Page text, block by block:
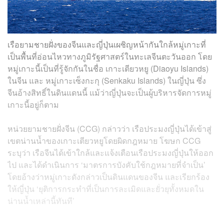
เรือยามชายฝั่งของจีนและญี่ปุ่นเผชิญหน้ากันใกล้หมู่เกาะที่
เป็นพื้นที่อ่อนไหวทางภูมิรัฐศาสตร์ในทะเลจีนตะวันออก โดย
หมู่เกาะนี้เป็นที่รู้จักกันในชื่อ เกาะเตียวหยู (Diaoyu Islands)
ในจีน และ หมู่เกาะเซ็งกะกุ (Senkaku Islands) ในญี่ปุ่น ซึ่ง
จีนอ้างสิทธิ์ในดินแดนนี้ แม้ว่าญี่ปุ่นจะเป็นผู้บริหารจัดการหมู่
เกาะนี้อยู่ก็ตาม
หน่วยยามชายฝั่งจีน (CCG) กล่าวว่า เรือประมงญี่ปุ่นได้เข้าสู่
เขตน่านน้ำของเกาะเตียวหยูโดยผิดกฎหมาย โฆษก CCG
ระบุว่า เรือจีนได้เข้าใกล้และแจ้งเตือนเรือประมงญี่ปุ่นให้ออก
ไป และได้ดำเนินการ ‘มาตรการบังคับใช้กฎหมายที่จำเป็น’
โดยอ้างว่าหมู่เกาะดังกล่าวเป็นดินแดนของจีน และเรียกร้อง
ให้ญี่ปุ่น ‘ยุติการกระทำที่เป็นการละเมิดและยั่วยุทั้งหมดใน
น่านน้ำเหล่านี้ทันที’